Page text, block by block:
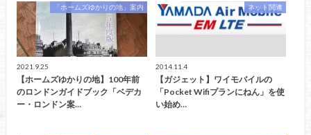
「ホームズゆかりの地」案内
2021.9.25
【ホームズゆかりの地】100年前
のロンドンガイドブック「ベデカ
ー・ロンドン案…
ネット関連
2014.11.4
【ガジェット】ワイモバイルの
「Pocket Wifiプランにねん」を使
い始め…